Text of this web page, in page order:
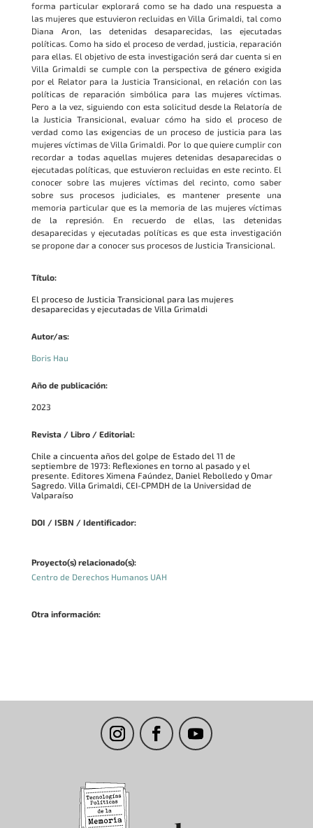
forma particular explorará como se ha dado una respuesta a
las mujeres que estuvieron recluidas en Villa Grimaldi, tal como
Diana Aron, las detenidas desaparecidas, las ejecutadas
políticas. Como ha sido el proceso de verdad, justicia, reparación
para ellas. El objetivo de esta investigación será dar cuenta si en
Villa Grimaldi se cumple con la perspectiva de género exigida
por el Relator para la Justicia Transicional, en relación con las
políticas de reparación simbólica para las mujeres víctimas.
Pero a la vez, siguiendo con esta solicitud desde la Relatoría de
la Justicia Transicional, evaluar cómo ha sido el proceso de
verdad como las exigencias de un proceso de justicia para las
mujeres víctimas de Villa Grimaldi. Por lo que quiere cumplir con
recordar a todas aquellas mujeres detenidas desaparecidas o
ejecutadas políticas, que estuvieron recluidas en este recinto. El
conocer sobre las mujeres víctimas del recinto, como saber
sobre sus procesos judiciales, es mantener presente una
memoria particular que es la memoria de las mujeres víctimas
de la represión. En recuerdo de ellas, las detenidas
desaparecidas y ejecutadas políticas es que esta investigación
se propone dar a conocer sus procesos de Justicia Transicional.
Título:
El proceso de Justicia Transicional para las mujeres
desaparecidas y ejecutadas de Villa Grimaldi
Autor/as:
Boris Hau
Año de publicación:
2023
Revista / Libro / Editorial:
Chile a cincuenta años del golpe de Estado del 11 de
septiembre de 1973: Reflexiones en torno al pasado y el
presente. Editores Ximena Faúndez, Daniel Rebolledo y Omar
Sagredo. Villa Grimaldi, CEI-CPMDH de la Universidad de
Valparaíso
DOI / ISBN / Identificador:
Proyecto(s) relacionado(s):
Centro de Derechos Humanos UAH
Otra información: